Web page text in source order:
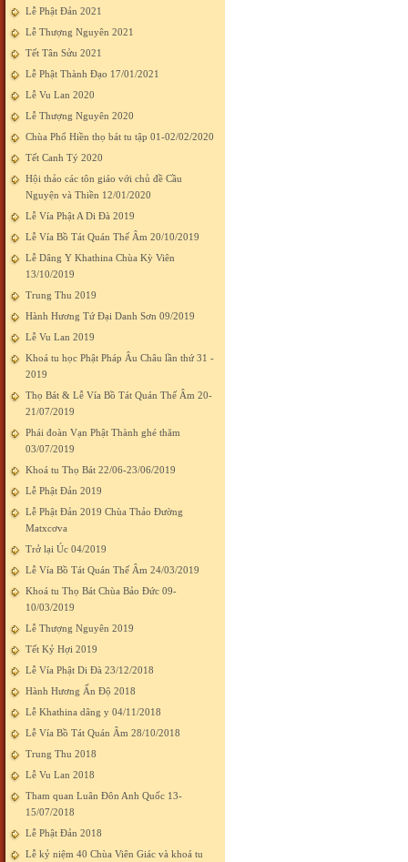
Lễ Phật Đản 2021
Lễ Thượng Nguyên 2021
Tết Tân Sửu 2021
Lễ Phật Thành Đạo 17/01/2021
Lễ Vu Lan 2020
Lễ Thượng Nguyên 2020
Chùa Phổ Hiền thọ bát tu tập 01-02/02/2020
Tết Canh Tý 2020
Hội thảo các tôn giáo với chủ đề Cầu
Nguyện và Thiền 12/01/2020
Lễ Vía Phật A Di Đà 2019
Lễ Vía Bồ Tát Quán Thế Âm 20/10/2019
Lễ Dâng Y Khathina Chùa Kỳ Viên
13/10/2019
Trung Thu 2019
Hành Hương Tứ Đại Danh Sơn 09/2019
Lễ Vu Lan 2019
Khoá tu học Phật Pháp Âu Châu lần thứ 31 -
2019
Thọ Bát & Lễ Vía Bồ Tát Quán Thế Âm 20-
21/07/2019
Phái đoàn Vạn Phật Thành ghé thăm
03/07/2019
Khoá tu Thọ Bát 22/06-23/06/2019
Lễ Phật Đản 2019
Lễ Phật Đản 2019 Chùa Thảo Đường
Matxcơva
Trở lại Úc 04/2019
Lễ Vía Bồ Tát Quán Thế Âm 24/03/2019
Khoá tu Thọ Bát Chùa Bảo Đức 09-
10/03/2019
Lễ Thượng Nguyên 2019
Tết Kỷ Hợi 2019
Lễ Vía Phật Di Đà 23/12/2018
Hành Hương Ấn Độ 2018
Lễ Khathina dâng y 04/11/2018
Lễ Vía Bồ Tát Quán Âm 28/10/2018
Trung Thu 2018
Lễ Vu Lan 2018
Tham quan Luân Đôn Anh Quốc 13-
15/07/2018
Lễ Phật Đản 2018
Lễ kỷ niệm 40 Chùa Viên Giác và khoá tu